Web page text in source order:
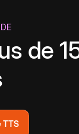
de
TTS